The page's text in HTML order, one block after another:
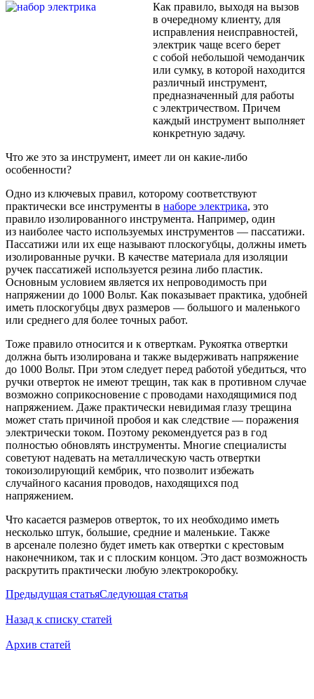
Как правило, выходя на вызов
в очередному клиенту, для
исправления неисправностей,
электрик чаще всего берет
с собой небольшой чемоданчик
или сумку, в которой находится
различный инструмент,
предназначенный для работы
с электричеством. Причем
каждый инструмент выполняет
конкретную задачу.
Что же это за инструмент, имеет ли он какие-либо
особенности?
Одно из ключевых правил, которому соответствуют
практически все инструменты в наборе электрика­, это
правило изолированного инструмента. Например, один
из наиболее часто используемых инструментов — пассатижи.
Пассатижи или их еще называют плоскогубцы, должны иметь
изолированные ручки. В качестве материала для изоляции
ручек пассатижей используется резина либо пластик.
Основным условием является их непроводимость при
напряжении до 1000 Вольт. Как показывает практика, удобней
иметь плоскогубцы двух размеров — большого и маленького
или среднего для более точных работ.
Тоже правило относится и к отверткам. Рукоятка отвертки
должна быть изолирована и также выдерживать напряжение
до 1000 Вольт. При этом следует перед работой убедиться, что
ручки отверток не имеют трещин, так как в противном случае
возможно соприкосновение с проводами находящимися под
напряжением. Даже практически невидимая глазу трещина
может стать причиной пробоя и как следствие — поражения
электрически током. Поэтому рекомендуется раз в год
полностью обновлять инструменты. Многие специалисты
советуют надевать на металлическую часть отвертки
токоизолирующий кембрик, что позволит избежать
случайного касания проводов, находящихся под
напряжением.
Что касается размеров отверток, то их необходимо иметь
несколько штук, большие, средние и маленькие. Также
в арсенале полезно будет иметь как отвертки с крестовым
наконечником, так и с плоским концом. Это даст возможность
раскрутить практически любую электрокоробку.­
Предыдущая статьяСледующая статья
Назад к списку статей
Архив статей